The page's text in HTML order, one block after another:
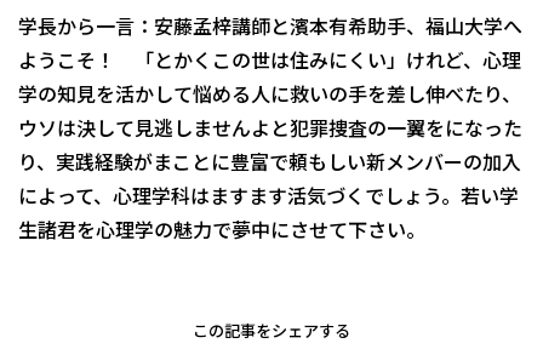
学長から一言：安藤孟梓講師と濱本有希助手、福山大学へ
ようこそ！ 「とかくこの世は住みにくい」けれど、心理
学の知見を活かして悩める人に救いの手を差し伸べたり、
ウソは決して見逃しませんよと犯罪捜査の一翼をになった
り、実践経験がまことに豊富で頼もしい新メンバーの加入
によって、心理学科はますます活気づくでしょう。若い学
生諸君を心理学の魅力で夢中にさせて下さい。
この記事をシェアする